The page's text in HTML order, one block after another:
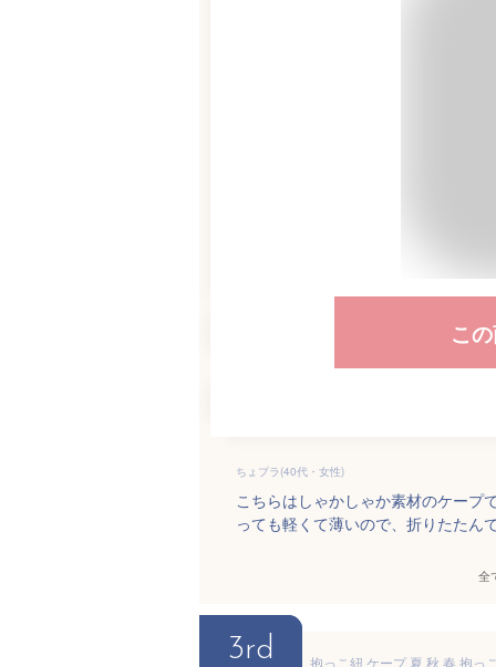
こ
ちょプラ(40代・女性)
こちらはしゃかしゃか素材のケープ
っても軽くて薄いので、折りたたん
全
3rd